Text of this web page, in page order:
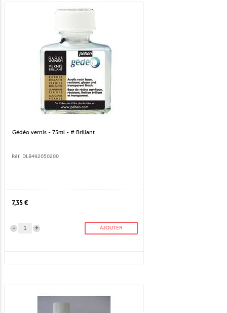
Gédéo vernis - 75ml - # Brillant
Réf. DLB492050200
7,35 €
+
- AJOUTER